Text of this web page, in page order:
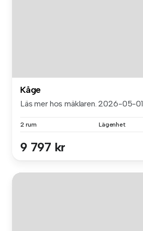
Kåge
Läs mer hos mäklaren. 2026-05-01
2 rum Lägenhet
9 797 kr